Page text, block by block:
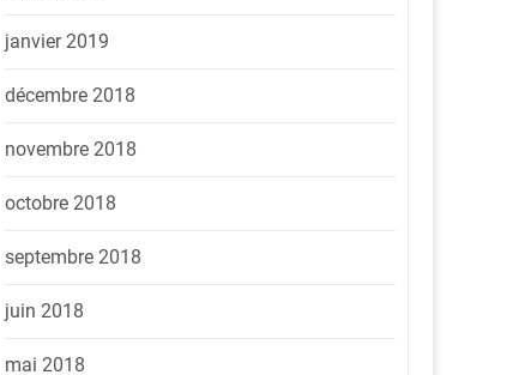
janvier 2019
décembre 2018
novembre 2018
octobre 2018
septembre 2018
juin 2018
mai 2018